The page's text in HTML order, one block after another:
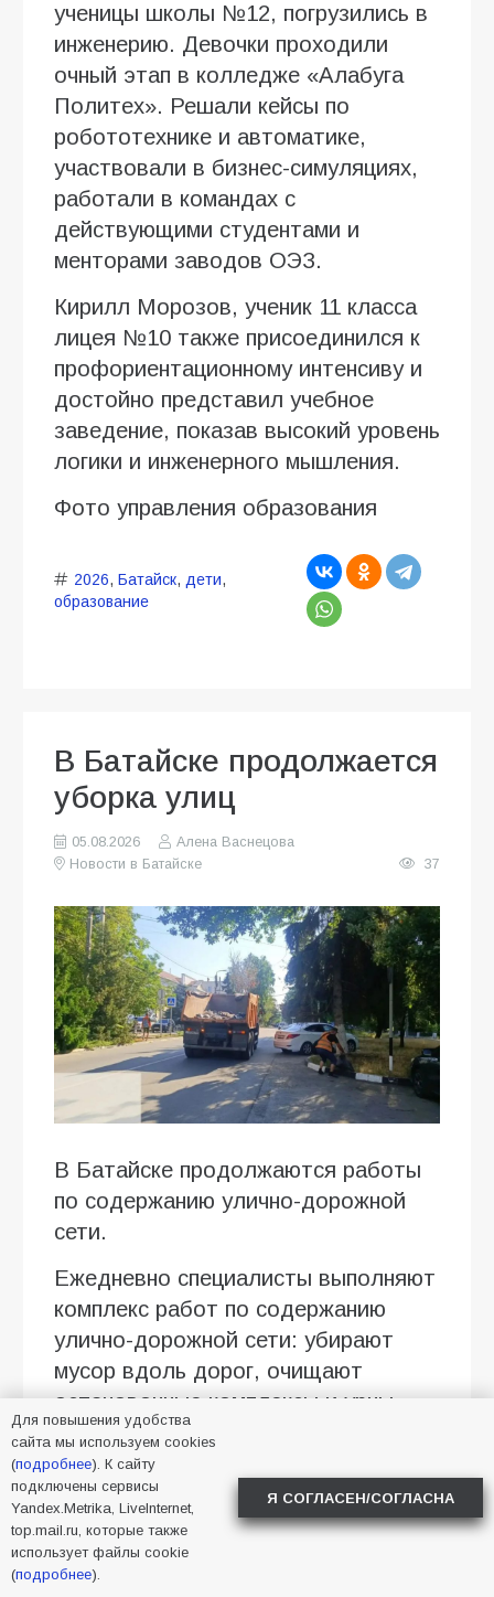
ученицы школы №12, погрузились в
инженерию. Девочки проходили
очный этап в колледже «Алабуга
Политех». Решали кейсы по
робототехнике и автоматике,
участвовали в бизнес-симуляциях,
работали в командах с
действующими студентами и
менторами заводов ОЭЗ.
Кирилл Морозов, ученик 11 класса
лицея №10 также присоединился к
профориентационному интенсиву и
достойно представил учебное
заведение, показав высокий уровень
логики и инженерного мышления.
Фото управления образования
2026, Батайск, дети,
образование
В Батайске продолжается
уборка улиц
05.08.2026
Алена Васнецова
Новости в Батайске
37
В Батайске продолжаются работы
по содержанию улично-дорожной
сети.
Ежедневно специалисты выполняют
комплекс работ по содержанию
улично-дорожной сети: убирают
мусор вдоль дорог, очищают
остановочные комплексы и урны,
приводят в порядок обочины.
Работы продолжаются в разных
районах города
Фото УЖКХ
Для повышения удобства
сайта мы используем cookies
(подробнее). К сайту
подключены сервисы
Yandex.Metrika, LiveInternet,
top.mail.ru, которые также
использует файлы cookie
(подробнее).
Я СОГЛАСЕН/СОГЛАСНА